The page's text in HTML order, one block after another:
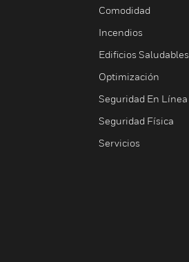
Comodidad
Incendios
Edificios Saludables
Optimización
Seguridad En Línea
Seguridad Física
Servicios